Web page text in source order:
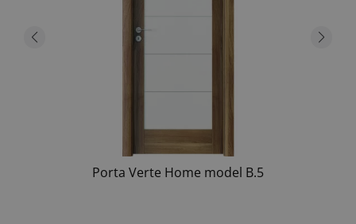
Porta Verte Home model B.5